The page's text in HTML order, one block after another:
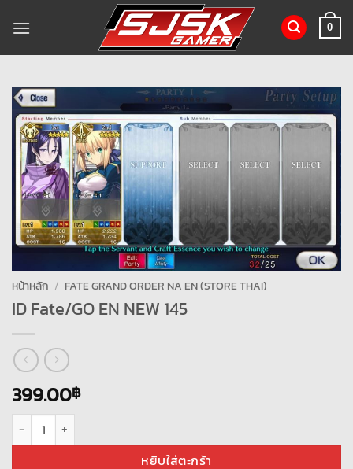
0
หน้าหลัก / FATE GRAND ORDER NA EN (STORE THAI)
ID Fate/GO EN NEW 145
399.00฿
จำนวน ID Fate/GO EN NEW 145 ชิ้น
หยิบใส่ตะกร้า